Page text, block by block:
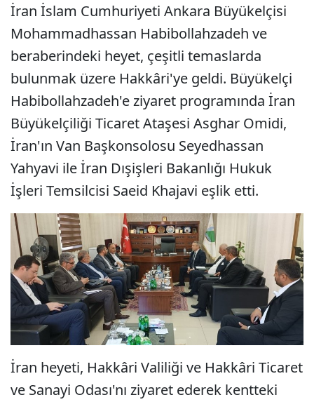
İran İslam Cumhuriyeti Ankara Büyükelçisi
Mohammadhassan Habibollahzadeh ve
beraberindeki heyet, çeşitli temaslarda
bulunmak üzere Hakkâri'ye geldi. Büyükelçi
Habibollahzadeh'e ziyaret programında İran
Büyükelçiliği Ticaret Ataşesi Asghar Omidi,
İran'ın Van Başkonsolosu Seyedhassan
Yahyavi ile İran Dışişleri Bakanlığı Hukuk
İşleri Temsilcisi Saeid Khajavi eşlik etti.
İran heyeti, Hakkâri Valiliği ve Hakkâri Ticaret
ve Sanayi Odası'nı ziyaret ederek kentteki